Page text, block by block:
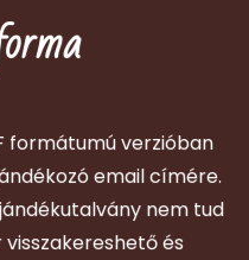
formátumú verzióban
email címére.
nem tud
és
szerintem fontos az,